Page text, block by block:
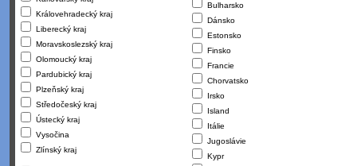
Královehradecký kraj
Liberecký kraj
Moravskoslezský kraj
Olomoucký kraj
Pardubický kraj
Plzeňský kraj
Středočeský kraj
Ústecký kraj
Vysočina
Zlínský kraj
Bulharsko
Dánsko
Estonsko
Finsko
Francie
Chorvatsko
Irsko
Island
Itálie
Jugoslávie
Kypr